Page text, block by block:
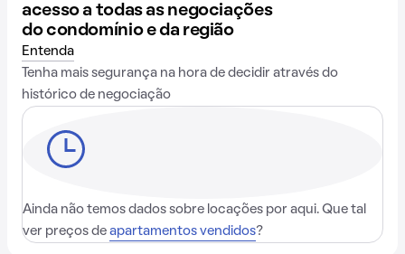
acesso a todas as negociações
do condomínio e da região
Entenda
Tenha mais segurança na hora de decidir através do
histórico de negociação
Ainda não temos dados sobre locações por aqui. Que tal
ver preços de apartamentos vendidos?